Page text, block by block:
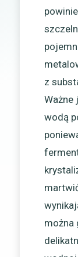
z
Ważne
wodą
można